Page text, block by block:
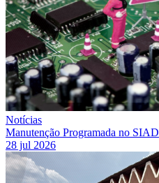
Notícias
Manutenção Programada no SIAD
28 jul 2026